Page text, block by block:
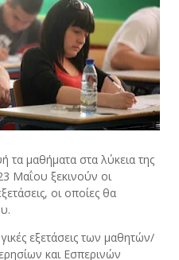
μαθήματα στα λύκεια της
Μαΐου ξεκινούν οι
οι οποίες θα
εξετάσεις των μαθητών/
και Εσπερινών